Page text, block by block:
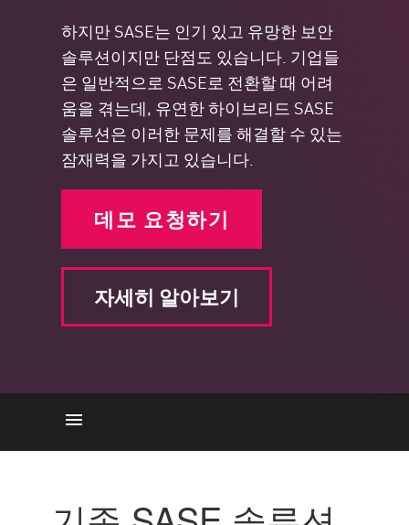
하지만 SASE는 인기 있고 유망한 보안
솔루션이지만 단점도 있습니다. 기업들
은 일반적으로 SASE로 전환할 때 어려
움을 겪는데, 유연한 하이브리드 SASE
솔루션은 이러한 문제를 해결할 수 있는
잠재력을 가지고 있습니다.
데모 요청하기
자세히 알아보기